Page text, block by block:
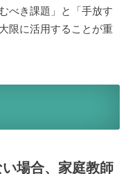
べき課題」と「手放す
限に活用することが重
場合、家庭教師